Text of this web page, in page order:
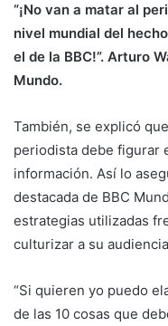
“¡No van a matar al
nivel mundial del
el de la BBC!”. Arturo
Mundo.
También, se explicó
periodista debe figurar
información. Así lo
destacada de BBC
estrategias utilizadas
culturizar a su
“Si quieren yo puedo
de las 10 cosas que